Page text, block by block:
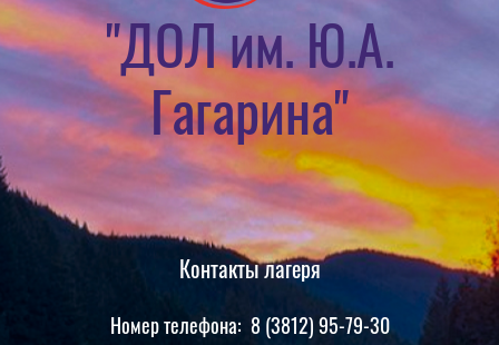
"ДОЛ им. Ю.А.
Гагарина"
Контакты лагеря
Номер телефона: 8 (3812) 95-79-30